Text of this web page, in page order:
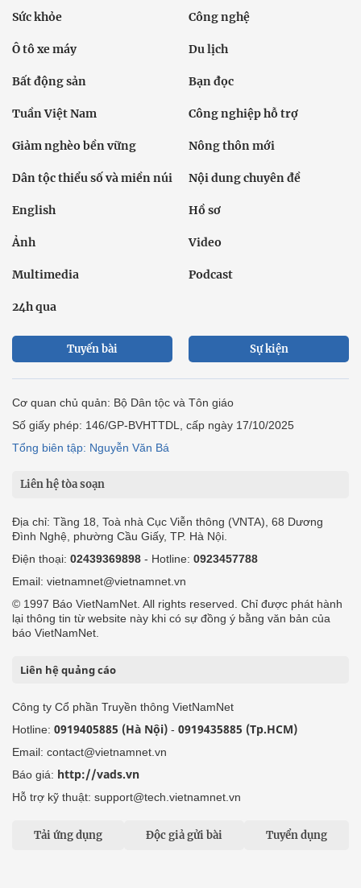
Sức khỏe Công nghệ
Ô tô xe máy Du lịch
Bất động sản Bạn đọc
Tuần Việt Nam Công nghiệp hỗ trợ
Giảm nghèo bền vững Nông thôn mới
Dân tộc thiểu số và miền núi Nội dung chuyên đề
English Hồ sơ
Ảnh Video
Multimedia Podcast
24h qua
Tuyến bài Sự kiện
Cơ quan chủ quản: Bộ Dân tộc và Tôn giáo
Số giấy phép: 146/GP-BVHTTDL, cấp ngày 17/10/2025
Tổng biên tập: Nguyễn Văn Bá
Liên hệ tòa soạn
Địa chỉ: Tầng 18, Toà nhà Cục Viễn thông (VNTA), 68 Dương
Đình Nghệ, phường Cầu Giấy, TP. Hà Nội.
Điện thoại: 02439369898 - Hotline: 0923457788
Email: vietnamnet@vietnamnet.vn
© 1997 Báo VietNamNet. All rights reserved. Chỉ được phát hành
lại thông tin từ website này khi có sự đồng ý bằng văn bản của
báo VietNamNet.
Liên hệ quảng cáo
Công ty Cổ phần Truyền thông VietNamNet
Hotline: 0919405885 (Hà Nội) - 0919435885 (Tp.HCM)
Email: contact@vietnamnet.vn
Báo giá: http://vads.vn
Hỗ trợ kỹ thuật: support@tech.vietnamnet.vn
Tải ứng dụng Độc giả gửi bài Tuyển dụng